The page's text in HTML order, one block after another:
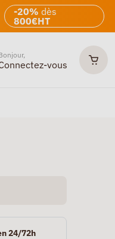
-20% dès
800€HT
vous
24/72h